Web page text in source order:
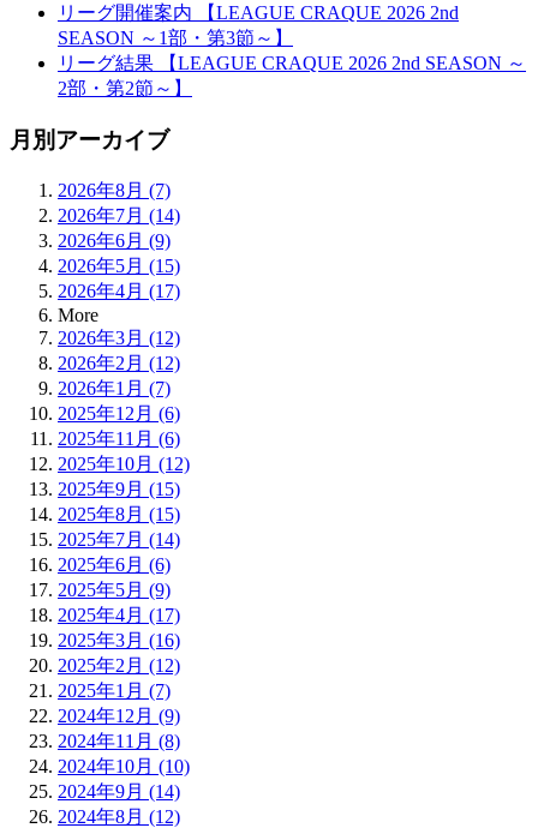
リーグ開催案内 【LEAGUE CRAQUE 2026 2nd
SEASON ～1部・第3節～】
リーグ結果 【LEAGUE CRAQUE 2026 2nd SEASON ～
2部・第2節～】
月別アーカイブ
2026年8月 (7)
2026年7月 (14)
2026年6月 (9)
2026年5月 (15)
2026年4月 (17)
More
2026年3月 (12)
2026年2月 (12)
2026年1月 (7)
2025年12月 (6)
2025年11月 (6)
2025年10月 (12)
2025年9月 (15)
2025年8月 (15)
2025年7月 (14)
2025年6月 (6)
2025年5月 (9)
2025年4月 (17)
2025年3月 (16)
2025年2月 (12)
2025年1月 (7)
2024年12月 (9)
2024年11月 (8)
2024年10月 (10)
2024年9月 (14)
2024年8月 (12)